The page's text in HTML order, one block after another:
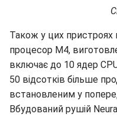
Також у цих
процесор M4,
включає до 10 ядер
50 відсотків більше
встановленим у
Вбудований рушій